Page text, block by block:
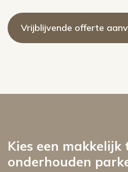
Vrijblijvende offerte
Kies een makkelijk
onderhouden